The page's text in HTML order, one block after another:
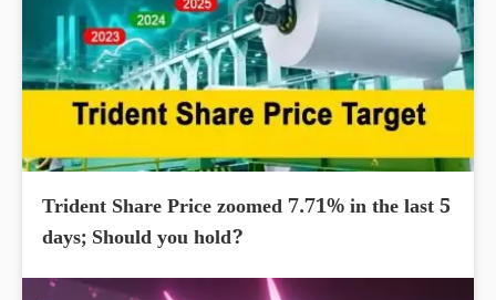
Trident Share Price zoomed 7.71% in the last 5
days; Should you hold?